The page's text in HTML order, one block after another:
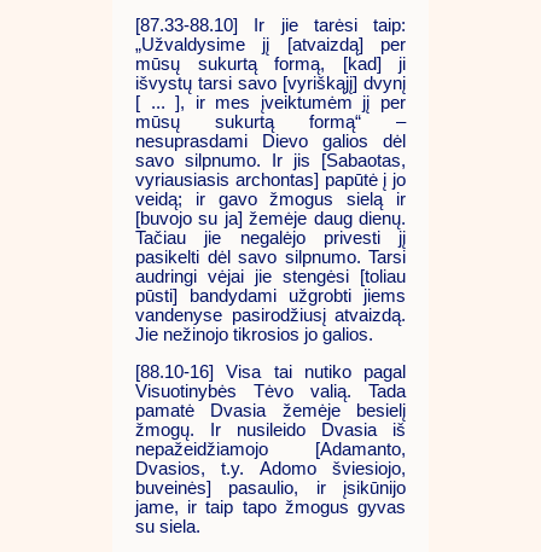
[87.33-88.10] Ir jie tarėsi taip:
„Užvaldysime jį [atvaizdą] per
mūsų sukurtą formą, [kad] ji
išvystų tarsi savo [vyriškąjį] dvynį
[ ... ], ir mes įveiktumėm jį per
mūsų sukurtą formą“ –
nesuprasdami Dievo galios dėl
savo silpnumo. Ir jis [Sabaotas,
vyriausiasis archontas] papūtė į jo
veidą; ir gavo žmogus sielą ir
[buvojo su ja] žemėje daug dienų.
Tačiau jie negalėjo privesti jį
pasikelti dėl savo silpnumo. Tarsi
audringi vėjai jie stengėsi [toliau
pūsti] bandydami užgrobti jiems
vandenyse pasirodžiusį atvaizdą.
Jie nežinojo tikrosios jo galios.
[88.10-16] Visa tai nutiko pagal
Visuotinybės Tėvo valią. Tada
pamatė Dvasia žemėje besielį
žmogų. Ir nusileido Dvasia iš
nepažeidžiamojo [Adamanto,
Dvasios, t.y. Adomo šviesiojo,
buveinės] pasaulio, ir įsikūnijo
jame, ir taip tapo žmogus gyvas
su siela.